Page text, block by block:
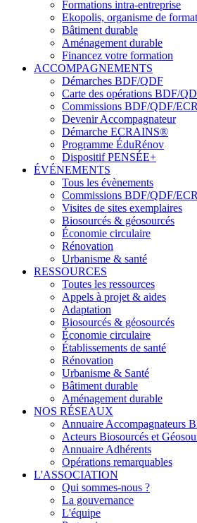
Formations intra-entreprise
Ekopolis, organisme de
Bâtiment durable
Aménagement durable
Financez votre formation
ACCOMPAGNEMENTS
Démarches BDF/QDF
Carte des opérations BDF/
Commissions BDF/QDF/
Devenir Accompagnateur
Démarche ECRAINS®
Programme ÉduRénov
Dispositif PENSÉE+
ÉVÉNEMENTS
Tous les évènements
Commissions BDF/QDF/
Visites de sites exemplaires
Biosourcés & géosourcés
Économie circulaire
Rénovation
Urbanisme & santé
RESSOURCES
Toutes les ressources
Appels à projet & aides
Adaptation
Biosourcés & géosourcés
Économie circulaire
Établissements de santé
Rénovation
Urbanisme & Santé
Bâtiment durable
Aménagement durable
NOS RÉSEAUX
Annuaire Accompagnateurs
Acteurs Biosourcés et
Annuaire Adhérents
Opérations remarquables
L'ASSOCIATION
Qui sommes-nous ?
La gouvernance
L'équipe